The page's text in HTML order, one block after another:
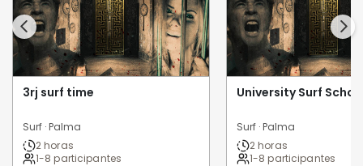
3rj surf time
Surf · Palma
2 horas
1-8 participantes
University Surf
Surf · Palma
2 horas
1-8 participantes